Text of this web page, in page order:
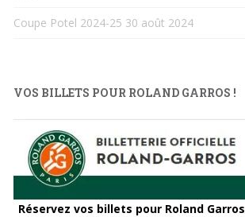
Coupe Potel 2024-25 30 août 2024
VOS BILLETS POUR ROLAND GARROS !
Réservez vos billets pour Roland Garros